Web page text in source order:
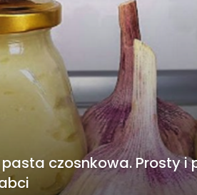
czosnkowa. Prosty i